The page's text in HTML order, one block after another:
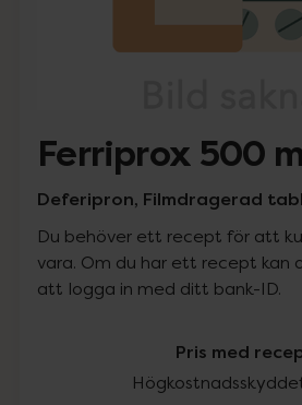
Ferriprox 500
Deferipron, Filmdragerad
Du behöver ett recept för att
vara. Om du har ett recept kan
att logga in med ditt bank-ID.
Pris med